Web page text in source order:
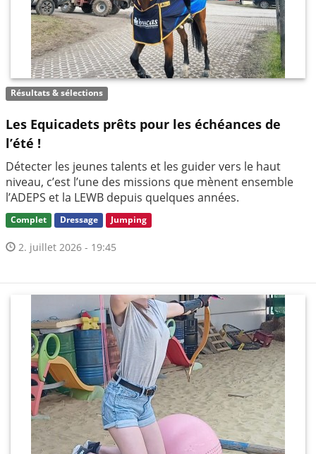
Résultats & sélections
Les Equicadets prêts pour les échéances de
l’été !
Détecter les jeunes talents et les guider vers le haut
niveau, c’est l’une des missions que mènent ensemble
l’ADEPS et la LEWB depuis quelques années.
Complet Dressage Jumping
2. juillet 2026 - 19:45